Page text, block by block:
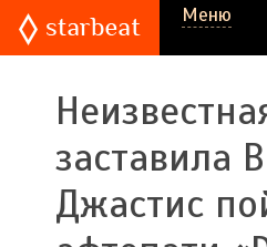
Меню
заставила
Джастис